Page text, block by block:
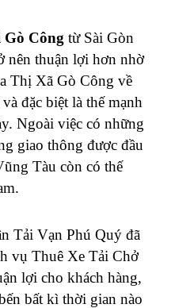
Công từ Sài Gòn
nên thuận lợi hơn nhờ
Thị Xã Gò Công về
đặc biệt là thế mạnh
Ngoài việc có những
giao thông được đầu
Tàu còn có thế
Tải Vạn Phú Quý đã
vụ Thuê Xe Tải Chở
lợi cho khách hàng,
bất kì thời gian nào